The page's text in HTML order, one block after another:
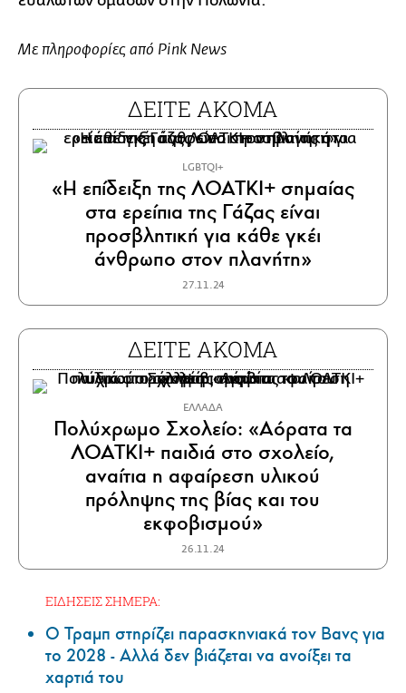
Με πληροφορίες από Pink News
ΔΕΙΤΕ ΑΚΟΜΑ
LGBTQI+
«Η επίδειξη της ΛΟΑΤΚΙ+ σημαίας
στα ερείπια της Γάζας είναι
προσβλητική για κάθε γκέι
άνθρωπο στον πλανήτη»
27.11.24
ΔΕΙΤΕ ΑΚΟΜΑ
ΕΛΛΑΔΑ
Πολύχρωμο Σχολείο: «Αόρατα τα
ΛΟΑΤΚΙ+ παιδιά στο σχολείο,
αναίτια η αφαίρεση υλικού
πρόληψης της βίας και του
εκφοβισμού»
26.11.24
ΕΙΔΗΣΕΙΣ ΣΗΜΕΡΑ:
Ο Τραμπ στηρίζει παρασκηνιακά τον Βανς για
το 2028 - Αλλά δεν βιάζεται να ανοίξει τα
χαρτιά του